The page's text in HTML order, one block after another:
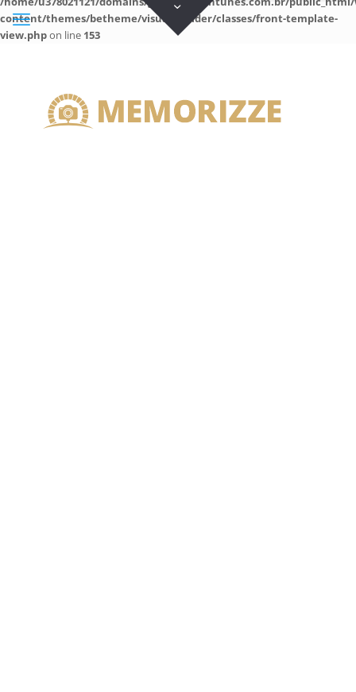
content/themes/betheme/visual-builder/classes/front-template-
view.phpon line 153